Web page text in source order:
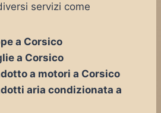
servizi come
a Corsico
a Corsico
a motori a Corsico
aria condizionata a